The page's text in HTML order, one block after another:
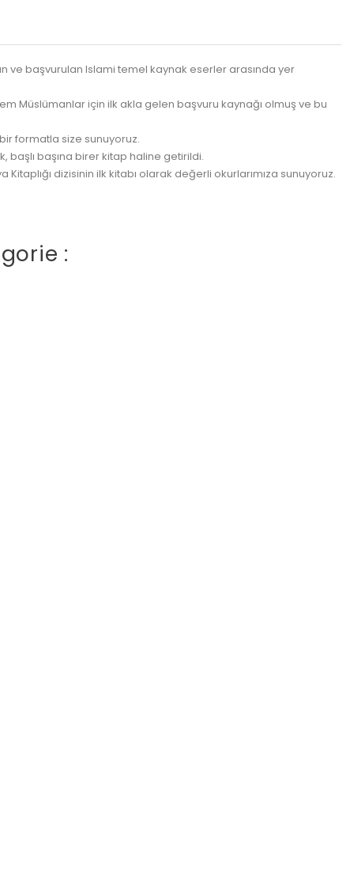
ve başvurulan Islami temel kaynak eserler arasında yer
Müslümanlar için ilk akla gelen başvuru kaynağı olmuş ve bu
formatla size sunuyoruz.
başlı başına birer kitap haline getirildi.
dizisinin ilk kitabı olarak değerli okurlarımıza sunuyoruz.
: